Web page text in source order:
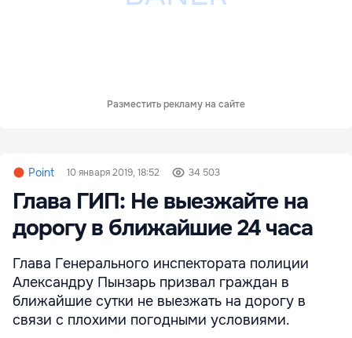
Разместить рекламу на сайте
Point 10 января 2019, 18:52 34 503
Глава ГИП: Не выезжайте на
дорогу в ближайшие 24 часа
Глава Генерального инспектората полиции
Александру Пынзарь призвал граждан в
ближайшие сутки не выезжать на дорогу в
связи с плохими погодными условиями.